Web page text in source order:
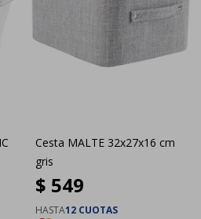
Cesta MALTE 32x27x16 cm
gris
$ 549
HASTA12 CUOTAS